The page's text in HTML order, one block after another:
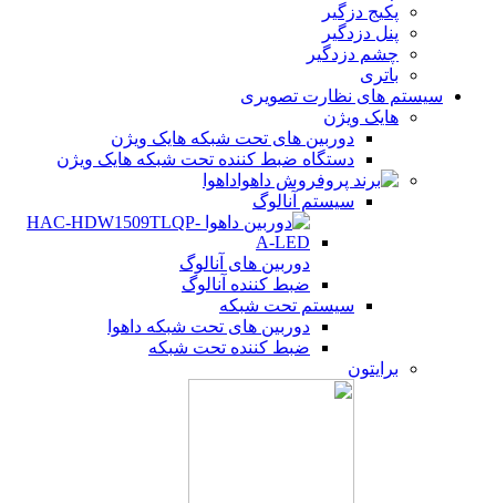
پکیج دزگیر
پنل دزدگیر
چشم دزدگیر
باتری
سیستم های نظارت تصویری
هایک ویژن
دوربین های تحت شبکه هایک ویژن
دستگاه ضبط کننده تحت شبکه هایک ویژن
داهوا
سیستم آنالوگ
دوربین های آنالوگ
ضبط کننده آنالوگ
سیستم تحت شبکه
دوربین های تحت شبکه داهوا
ضبط کننده تحت شبکه
برایتون